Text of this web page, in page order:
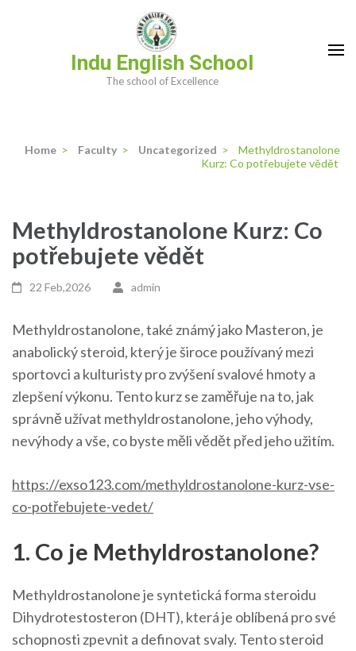
Indu English School
The school of Excellence
Home > Faculty > Uncategorized >
Methyldrostanolone
Kurz: Co potřebujete vědět
Methyldrostanolone Kurz: Co
potřebujete vědět
22 Feb,2026 admin
Methyldrostanolone, také známý jako Masteron, je
anabolický steroid, který je široce používaný mezi
sportovci a kulturisty pro zvýšení svalové hmoty a
zlepšení výkonu. Tento kurz se zaměřuje na to, jak
správně užívat methyldrostanolone, jeho výhody,
nevýhody a vše, co byste měli vědět před jeho užitím.
https://exso123.com/methyldrostanolone-kurz-vse-
co-potřebujete-vedet/
1. Co je Methyldrostanolone?
Methyldrostanolone je syntetická forma steroidu
Dihydrotestosteron (DHT), která je oblíbená pro své
schopnosti zpevnit a definovat svaly. Tento steroid